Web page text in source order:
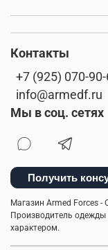
Контакты
+7 (925) 070-
info@armedf.ru
Мы в соц. сетях
Получить
Магазин Armed Forces -
Производитель
характером.